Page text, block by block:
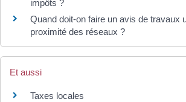
impôts ?
Quand doit-on faire un avis de travaux
proximité des réseaux ?
Et aussi
Taxes locales